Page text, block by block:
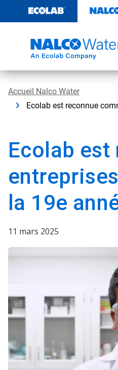
contenu
Accueil Nalco Water
Ecolab est reconnue
Ecolab est
la 19e
11 mars 2025